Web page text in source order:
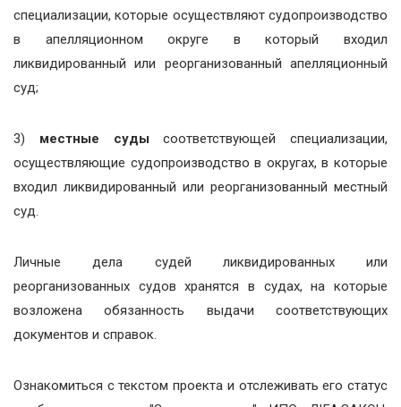
специализации, которые осуществляют судопроизводство
в апелляционном округе в который входил
ликвидированный или реорганизованный апелляционный
суд;
3) местные суды соответствующей специализации,
осуществляющие судопроизводство в округах, в которые
входил ликвидированный или реорганизованный местный
суд.
Личные дела судей ликвидированных или
реорганизованных судов хранятся в судах, на которые
возложена обязанность выдачи соответствующих
документов и справок.
Ознакомиться с текстом проекта и отслеживать его статус